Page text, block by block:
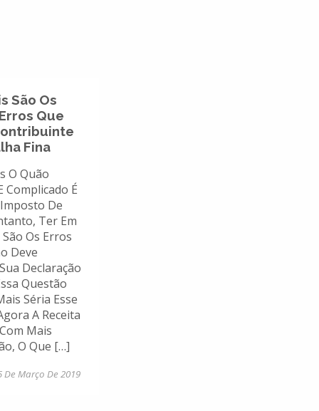
São Os
Que
Fina
O Quão
Complicado É
De
Ter Em
Os Erros
Deve
Declaração
Questão
Séria Esse
A Receita
Mais
O Que […]
Março De 2019